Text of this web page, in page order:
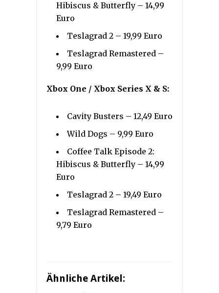
Hibiscus & Butterfly – 14,99
Euro
Teslagrad 2 – 19,99 Euro
Teslagrad Remastered –
9,99 Euro
Xbox One / Xbox Series X & S:
Cavity Busters – 12,49 Euro
Wild Dogs – 9,99 Euro
Coffee Talk Episode 2:
Hibiscus & Butterfly – 14,99
Euro
Teslagrad 2 – 19,49 Euro
Teslagrad Remastered –
9,79 Euro
Ähnliche Artikel: